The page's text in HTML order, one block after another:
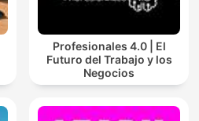
Profesionales 4.0 | El
Futuro del Trabajo y los
Negocios